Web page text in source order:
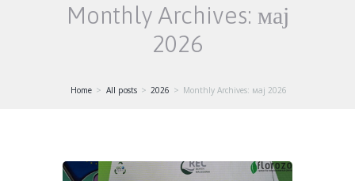
Monthly Archives: мај
2026
Home All posts 2026 Monthly Archives: мај 2026